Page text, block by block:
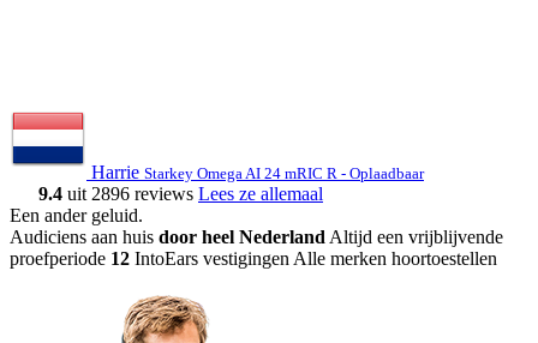
Harrie Starkey Omega AI 24 mRIC R - Oplaadbaar
9.4 uit 2896 reviews Lees ze allemaal
Een ander geluid.
Audiciens aan huis door heel Nederland Altijd een vrijblijvende
proefperiode 12 IntoEars vestigingen Alle merken hoortoestellen